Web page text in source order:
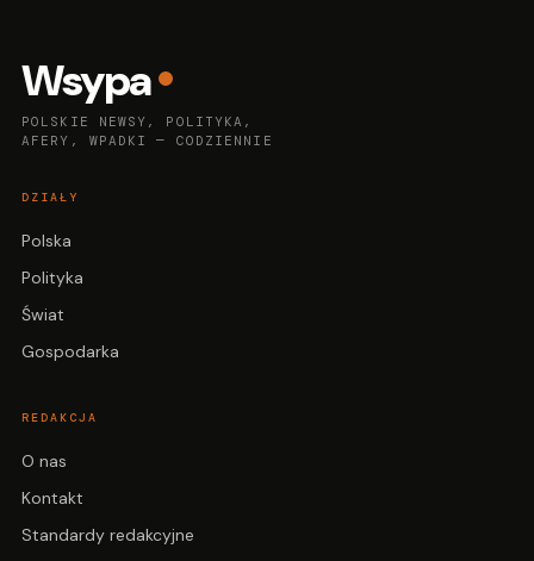
Wsypa
POLSKIE NEWSY, POLITYKA,
AFERY, WPADKI — CODZIENNIE
DZIAŁY
Polska
Polityka
Świat
Gospodarka
REDAKCJA
O nas
Kontakt
Standardy redakcyjne